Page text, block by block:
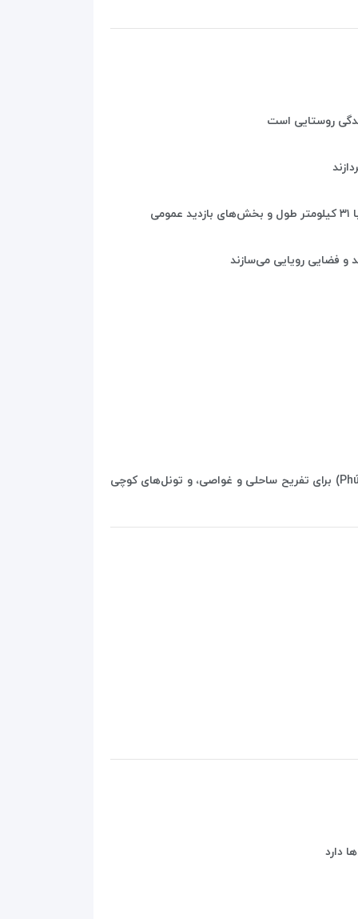
روستایی است
فضایی رویایی می‌سازند
علاوه بر این‌ها، شهرهای تاریخی مانند هوی (Hue) با ارگ‌ها و مقبره‌های پادشاهان سلسله‌های گوناگون، جزیره فوک کوک (Phú Quốc) برای تفریح ساحلی و غواصی، و تونل‌های کوچی
دارد